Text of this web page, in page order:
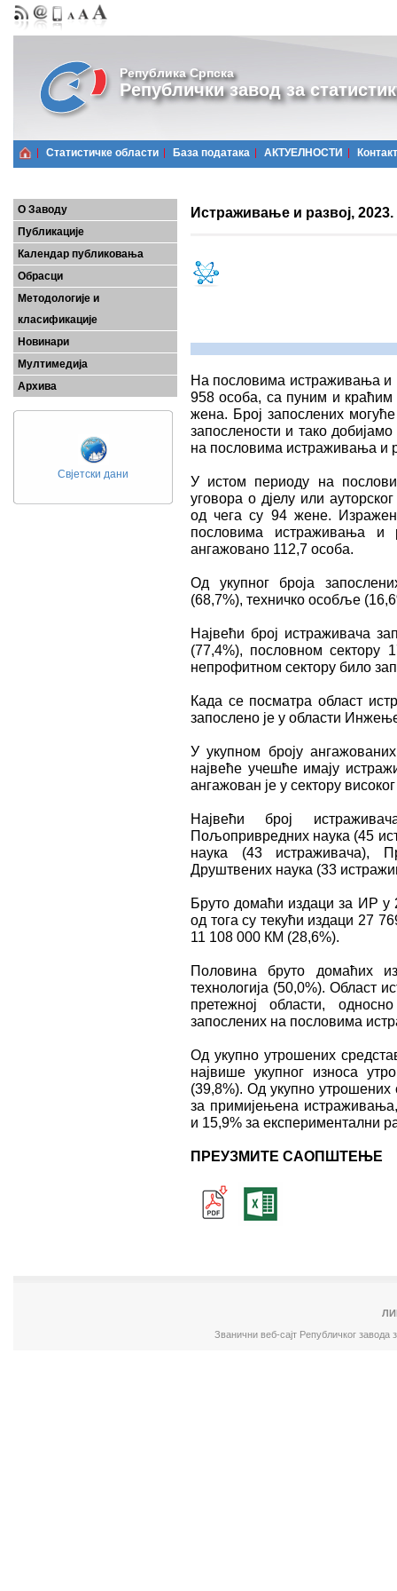
Република Српска
Републички завод за
Статистичке области Базa података АКТУЕЛНОСТИ Контакт
О Заводу
Публикације
Календар публиковања
Обрасци
Методологије и
класификације
Новинари
Мултимедија
Архива
Свјетски дани
Истраживање и развој, 2023.
На пословима истраживања и
958 особа, са пуним и
женa. Број запослених
запослености и тако
на пословима истраживања и
У истом периоду на
уговора о дјелу или
од чега су 94 жене.
пословима истраживања и
ангажовано 112,7 особа.
Од укупног броја
(68,7%), техничко особље
Највећи број истраживача
(77,4%), пословном сектору
непрофитном сектору било
Када се посматра област
запослено је у области
У укупном броју
највеће учешће имају
ангажован је у сектору
Највећи број
Пољопривредних наука (45
наука (43 истраживача),
Друштвених наука (33
Бруто домаћи издаци за ИР у
од тога су текући издаци 27
11 108 000 КМ (28,6%).
Половина бруто домаћих
технологија (50,0%). Област
претежној области,
запослених на пословима
Од укупно утрошених
највише укупног износа
(39,8%). Од укупно утрошених
за примијењена
и 15,9% за експериментални
ПРЕУЗМИТЕ САОПШТЕЊЕ
Званични веб-сајт Републичког